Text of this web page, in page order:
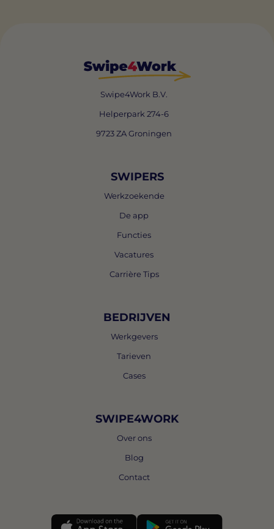
Swipe4Work B.V.
Helperpark 274-6
9723 ZA Groningen
SWIPERS
Werkzoekende
De app
Functies
Vacatures
Carrière Tips
BEDRIJVEN
Werkgevers
Tarieven
Cases
SWIPE4WORK
Over ons
Blog
Contact